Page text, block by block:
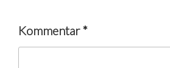
Kommentar*